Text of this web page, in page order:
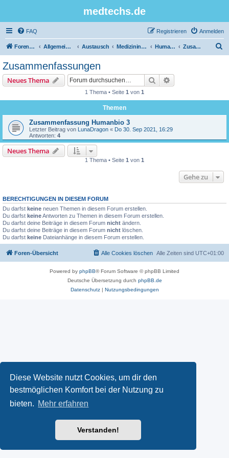
Diese Website nutzt Cookies, um dir den
bestmöglichen Komfort bei der Nutzung zu
bieten. Mehr erfahren
Verstanden!
medtechs.de
FAQ Anmelden
Registrieren
Foren-Übersicht Allgemeines Board Austausch Medizininformatik Humanbiologie Zusammenfassungen
Zusammenfassungen
Neues Thema Suche
1 Thema • Seite 1 von 1
Themen
Zusammenfassung Humanbio 3
Letzter Beitrag von LunaDragon « Do 30. Sep 2021, 16:29
Antworten: 4
Neues Thema
1 Thema • Seite 1 von 1
Gehe zu
BERECHTIGUNGEN IN DIESEM FORUM
Du darfst keine neuen Themen in diesem Forum erstellen.
Du darfst keineAntworten zu Themen in diesem Forum erstellen.
Du darfst deine Beiträge in diesem Forum nicht ändern.
Du darfst deine Beiträge in diesem Forum nicht löschen.
Du darfst keine Dateianhänge in diesem Forum erstellen.
Foren-Übersicht Alle Zeiten sind UTC+01:00
Alle Cookies löschen
Powered by phpBB® Forum Software © phpBB Limited
Deutsche Übersetzung durch phpBB.de
Datenschutz| Nutzungsbedingungen